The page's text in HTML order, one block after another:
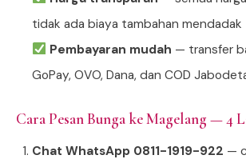
tidak ada biaya tambahan mendadak
Pembayaran mudah — transfer
GoPay, OVO, Dana, dan COD
Cara Pesan Bunga ke Magelang — 4
Chat WhatsApp 0811-1919-922 —